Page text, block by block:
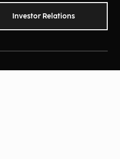
Investor Relations